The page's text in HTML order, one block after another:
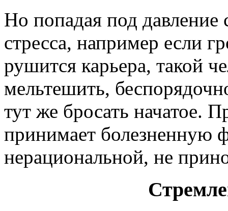
Но попадая под давление
стресса, например если
рушится карьера, такой
мельтешить,
тут же бросать начатое.
принимает болезненную
нерациональной, не